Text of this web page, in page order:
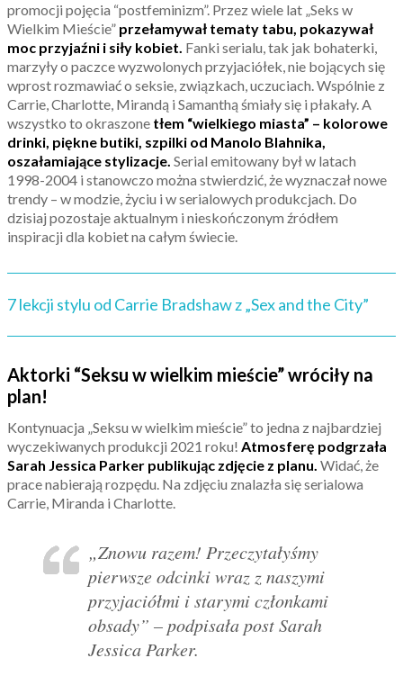
promocji pojęcia “postfeminizm”. Przez wiele lat „Seks w
Wielkim Mieście” przełamywał tematy tabu, pokazywał
moc przyjaźni i siły kobiet. Fanki serialu, tak jak bohaterki,
marzyły o paczce wyzwolonych przyjaciółek, nie bojących się
wprost rozmawiać o seksie, związkach, uczuciach. Wspólnie z
Carrie, Charlotte, Mirandą i Samanthą śmiały się i płakały. A
wszystko to okraszone tłem “wielkiego miasta” – kolorowe
drinki, piękne butiki, szpilki od Manolo Blahnika,
oszałamiające stylizacje. Serial emitowany był w latach
1998-2004 i stanowczo można stwierdzić, że wyznaczał nowe
trendy – w modzie, życiu i w serialowych produkcjach. Do
dzisiaj pozostaje aktualnym i nieskończonym źródłem
inspiracji dla kobiet na całym świecie.
7 lekcji stylu od Carrie Bradshaw z „Sex and the City”
Aktorki “Seksu w wielkim mieście” wróciły na
plan!
Kontynuacja „Seksu w wielkim mieście” to jedna z najbardziej
wyczekiwanych produkcji 2021 roku! Atmosferę podgrzała
Sarah Jessica Parker publikując zdjęcie z planu. Widać, że
prace nabierają rozpędu. Na zdjęciu znalazła się serialowa
Carrie, Miranda i Charlotte.
„Znowu razem! Przeczytałyśmy
pierwsze odcinki wraz z naszymi
przyjaciółmi i starymi członkami
obsady” – podpisała post Sarah
Jessica Parker.